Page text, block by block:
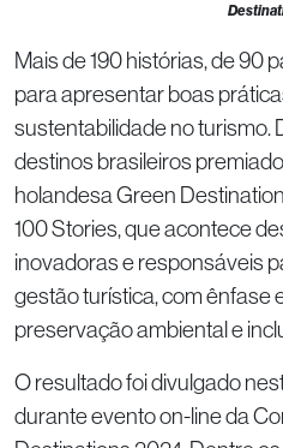
Mais de 190 histórias, de 90
para apresentar boas
sustentabilidade no turismo.
destinos brasileiros
holandesa Green
100 Stories, que acontece
inovadoras e responsáveis
gestão turística, com ênfase
preservação ambiental e
O resultado foi divulgado
durante evento on-line da